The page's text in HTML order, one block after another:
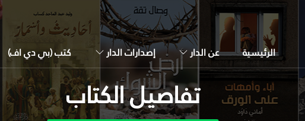
الرئيسية عن الدار إصدارات الدار كتب (بي دي اف)
تفاصيل الكتاب